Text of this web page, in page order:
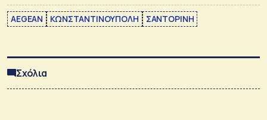
AEGEAN ΚΩΝΣΤΑΝΤΙΝΟΥΠΟΛΗ ΣΑΝΤΟΡΙΝΗ
Σχόλια